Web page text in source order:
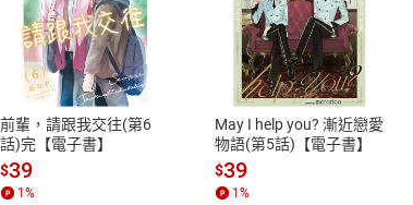
、AFTEE
退換貨規範
本店是否提供消費者保護法七日猶
之權利，遽消費者保護法及通訊交
除權合理例外情事適用準則，依商
質各有不同規定。詳細退換貨說明
照各商品說明。
前輩，請跟我交往(第6
話)完【電子書】
$39
1%
May I help you? 漸近戀愛
物語(第5話)【電子書】
$39
1%